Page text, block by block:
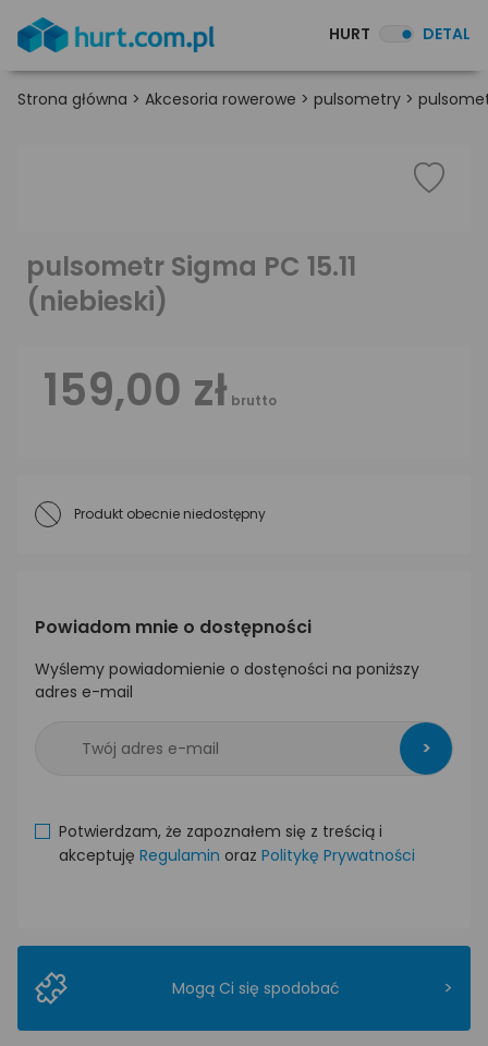
HURT DETAL
Strona główna > Akcesoria rowerowe > pulsometry >
pulsometr Sigma PC 15.11
(niebieski)
159,00 zł brutto
Produkt obecnie niedostępny
Powiadom mnie o dostępności
Wyślemy powiadomienie o dostęności na poniższy
adres e-mail
>
Potwierdzam, że zapoznałem się z treścią i
akceptuję Regulamin oraz Politykę Prywatności
Mogą Ci się spodobać >